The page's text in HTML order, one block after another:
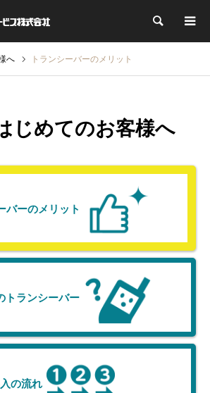
検索
へ トランシーバーのメリット
じめてのお客様へ
バーのメリット
トランシーバー
の流れ